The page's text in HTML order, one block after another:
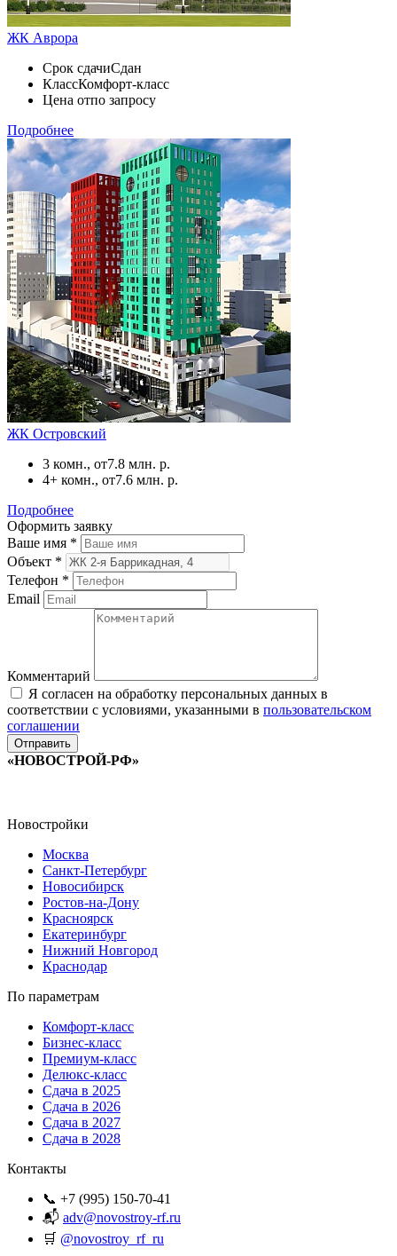
ЖК Аврора
Срок сдачиСдан
КлассКомфорт-класс
Цена отпо запросу
Подробнее
ЖК Островский
3 комн., от7.8 млн. р.
4+ комн., от7.6 млн. р.
Подробнее
Оформить заявку
Ваше имя *
Объект *
Телефон *
Email
Комментарий
Я согласен на обработку персональных данных в
соответствии с условиями, указанными в пользовательском
соглашении
«НОВОСТРОЙ-РФ»
Новостройки
Москва
Санкт-Петербург
Новосибирск
Ростов-на-Дону
Красноярск
Екатеринбург
Нижний Новгород
Краснодар
По параметрам
Комфорт-класс
Бизнес-класс
Премиум-класс
Делюкс-класс
Сдача в 2025
Сдача в 2026
Сдача в 2027
Сдача в 2028
Контакты
📞 +7 (995) 150-70-41
📬 adv@novostroy-rf.ru
🛒 @novostroy_rf_ru